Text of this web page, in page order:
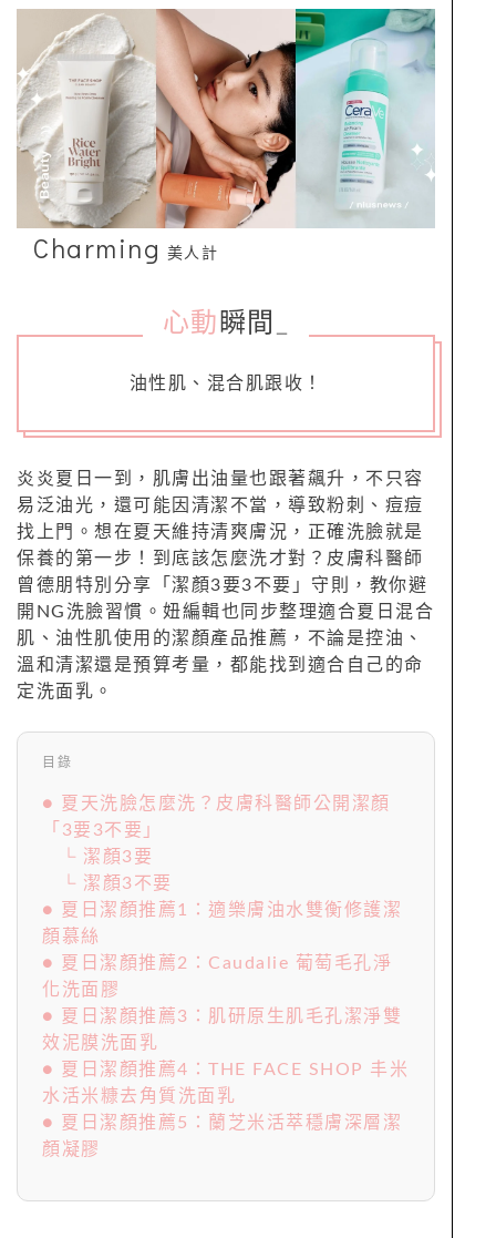
Charming 美人計
心動 瞬間
油性肌、混合肌跟收！
炎炎夏日一到，肌膚出油量也跟著飆升，不只容
易泛油光，還可能因清潔不當，導致粉刺、痘痘
找上門。想在夏天維持清爽膚況，正確洗臉就是
保養的第一步！到底該怎麼洗才對？皮膚科醫師
曾德朋特別分享「潔顏3要3不要」守則，教你避
開NG洗臉習慣。妞編輯也同步整理適合夏日混合
肌、油性肌使用的潔顏產品推薦，不論是控油、
溫和清潔還是預算考量，都能找到適合自己的命
定洗面乳。
目錄
● 夏天洗臉怎麼洗？皮膚科醫師公開潔顏
「3要3不要」
└ 潔顏3要
└ 潔顏3不要
● 夏日潔顏推薦1：適樂膚油水雙衡修護潔
顏慕絲
● 夏日潔顏推薦2：Caudalie 葡萄毛孔淨
化洗面膠
● 夏日潔顏推薦3：肌研原生肌毛孔潔淨雙
效泥膜洗面乳
● 夏日潔顏推薦4：THE FACE SHOP 丰米
水活米糠去角質洗面乳
● 夏日潔顏推薦5：蘭芝米活萃穩膚深層潔
顏凝膠